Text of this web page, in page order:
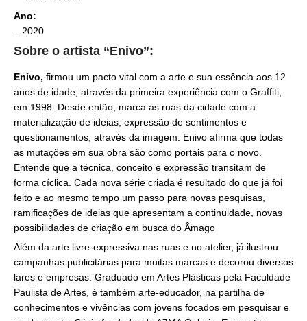
Ano:
– 2020
Sobre o artista “Enivo”:
Enivo, firmou um pacto vital com a arte e sua essência aos 12
anos de idade, através da primeira experiência com o Graffiti,
em 1998. Desde então, marca as ruas da cidade com a
materialização de ideias, expressão de sentimentos e
questionamentos, através da imagem. Enivo afirma que todas
as mutações em sua obra são como portais para o novo.
Entende que a técnica, conceito e expressão transitam de
forma cíclica. Cada nova série criada é resultado do que já foi
feito e ao mesmo tempo um passo para novas pesquisas,
ramificações de ideias que apresentam a continuidade, novas
possibilidades de criação em busca do Âmago
Além da arte livre-expressiva nas ruas e no atelier, já ilustrou
campanhas publicitárias para muitas marcas e decorou diversos
lares e empresas. Graduado em Artes Plásticas pela Faculdade
Paulista de Artes, é também arte-educador, na partilha de
conhecimentos e vivências com jovens focados em pesquisar e